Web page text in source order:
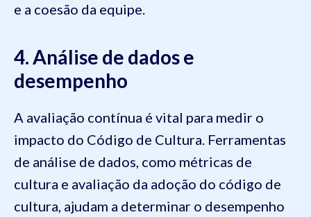
e a coesão da equipe.
4. Análise de dados e
desempenho
A avaliação contínua é vital para medir o
impacto do Código de Cultura. Ferramentas
de análise de dados, como métricas de
cultura e avaliação da adoção do código de
cultura, ajudam a determinar o desempenho